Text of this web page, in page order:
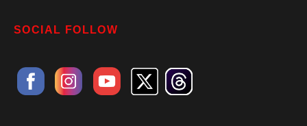
SOCIAL FOLLOW